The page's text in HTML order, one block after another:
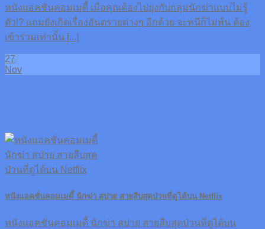
หนังแอคชั่นคอมเมดี้ เมื่อคุณต้องไปยุ่งกับกลุ่มนักฆ่าแบบไม่รู้
ตัว!? แถมยังเกิดเรื่องอันตรายต่างๆ อีกด้วย จะหนีก็ไม่พ้น ต้อง
เข้าร่วมเท่านั้น [...]
27
Nov
หนังแอคชั่นคอมเมดี้ นักฆ่า สปาย สายสืบสุดป่วนที่ดูได้บน Netflix
หนังแอคชั่นคอมเมดี้ นักฆ่า สปาย สายสืบสุดป่วนที่ดูได้บน